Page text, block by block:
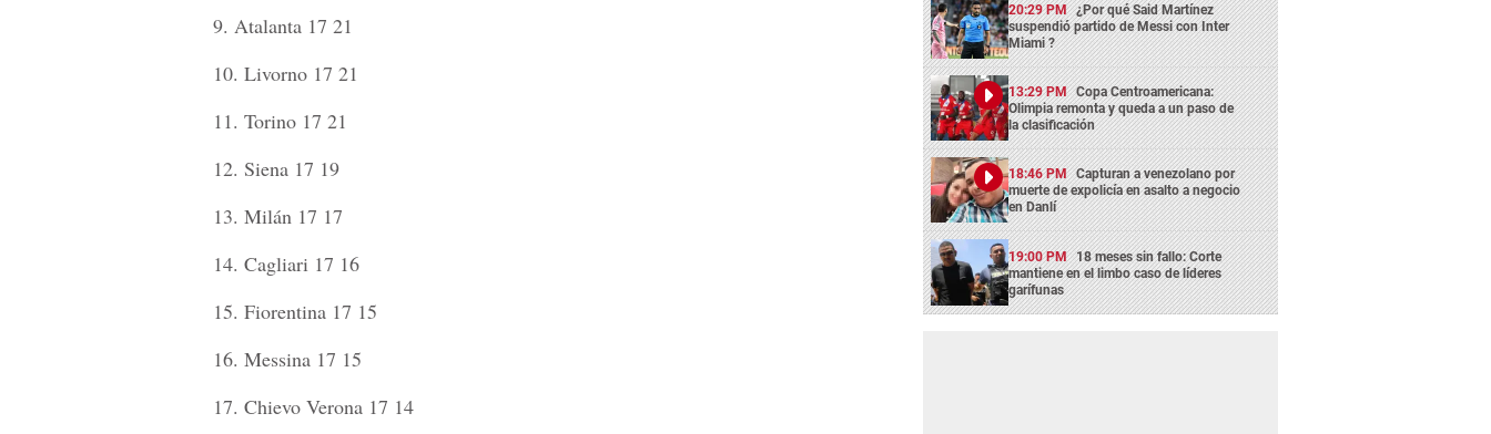
9. Atalanta 17 21
10. Livorno 17 21
11. Torino 17 21
12. Siena 17 19
13. Milán 17 17
14. Cagliari 17 16
15. Fiorentina 17 15
16. Messina 17 15
17. Chievo Verona 17 14
20:29 PM ¿Por qué Said Martínez
suspendió partido de Messi con Inter
Miami ?
13:29 PM Copa Centroamericana:
Olimpia remonta y queda a un paso de
la clasificación
18:46 PM Capturan a venezolano por
muerte de expolicía en asalto a negocio
en Danlí
19:00 PM 18 meses sin fallo: Corte
mantiene en el limbo caso de líderes
garífunas